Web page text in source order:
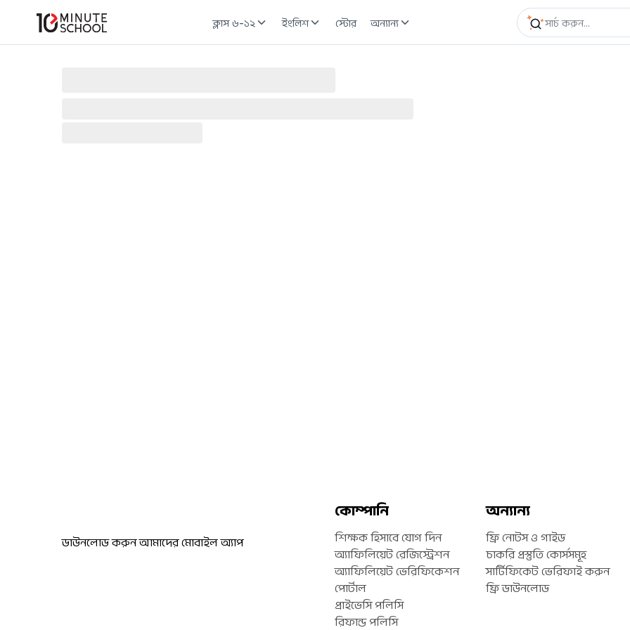
ক্লাস ৬-১২ ইংলিশ স্টোর অন্যান্য
ডাউনলোড করুন আমাদের মোবাইল অ্যাপ
কোম্পানি
শিক্ষক হিসাবে যোগ দিন
অ্যাফিলিয়েট রেজিস্ট্রেশন
অ্যাফিলিয়েট ভেরিফিকেশন
পোর্টাল
প্রাইভেসি পলিসি
রিফান্ড পলিসি
অন্যান্য
ফ্রি নোটস ও গাইড
চাকরি প্রস্তুতি কোর্সসমূহ
সার্টিফিকেট ভেরিফাই করুন
ফ্রি ডাউনলোড